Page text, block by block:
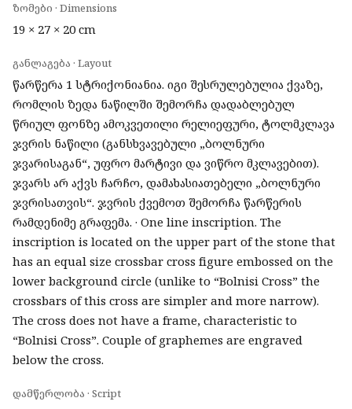
ზომები · Dimensions
19 × 27 × 20 cm
განლაგება · Layout
წარწერა 1 სტრიქონიანია. იგი შესრულებულია ქვაზე,
რომლის ზედა ნაწილში შემორჩა დადაბლებულ
წრიულ ფონზე ამოკვეთილი რელიეფური, ტოლმკლავა
ჯვრის ნაწილი (განსხვავებული „ბოლნური
ჯვარისაგან“, უფრო მარტივი და ვიწრო მკლავებით).
ჯვარს არ აქვს ჩარჩო, დამახასიათებელი „ბოლნური
ჯვრისათვის“. ჯვრის ქვემოთ შემორჩა წარწერის
რამდენიმე გრაფემა. · One line inscription. The
inscription is located on the upper part of the stone that
has an equal size crossbar cross figure embossed on the
lower background circle (unlike to “Bolnisi Cross” the
crossbars of this cross are simpler and more narrow).
The cross does not have a frame, characteristic to
“Bolnisi Cross”. Couple of graphemes are engraved
below the cross.
დამწერლობა · Script